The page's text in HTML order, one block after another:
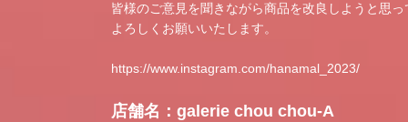
皆様のご意見を聞きながら商品を改良しようと思
よろしくお願いいたします。
https://www.instagram.com/hanamal_2023/
店舗名：galerie chou chou-A